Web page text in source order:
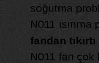
soğutma
N011
fandan
N011 fan çok